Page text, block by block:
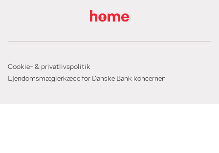
Cookie- & privatlivspolitik
Ejendomsmæglerkæde for Danske Bank koncernen